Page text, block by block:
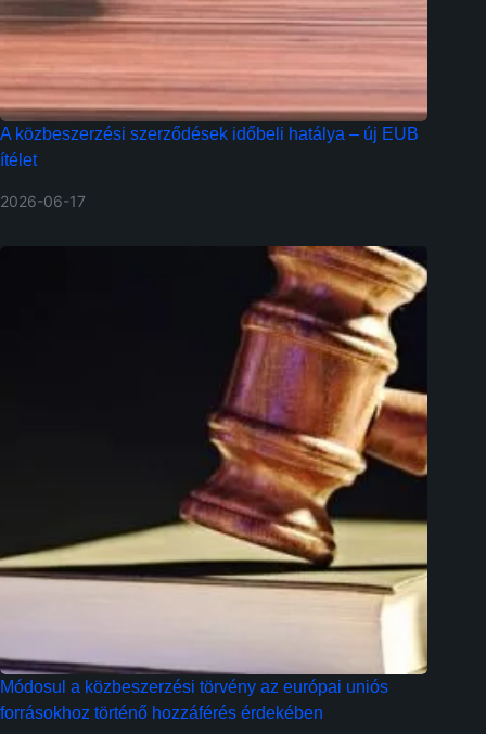
A közbeszerzési szerződések időbeli hatálya – új EUB
ítélet
2026-06-17
Módosul a közbeszerzési törvény az európai uniós
forrásokhoz történő hozzáférés érdekében